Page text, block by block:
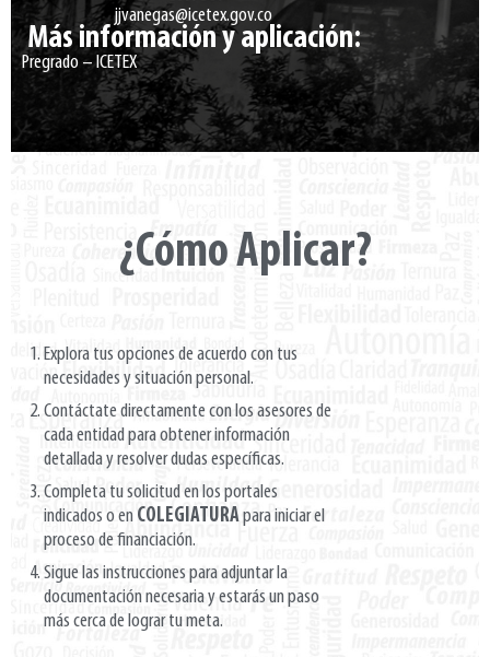
jjvanegas@icetex.gov.co
Más información y aplicación:
Pregrado – ICETEX
¿Cómo Aplicar?
Explora tus opciones de acuerdo con tus
necesidades y situación personal.
Contáctate directamente con los asesores de
cada entidad para obtener información
detallada y resolver dudas específicas.
Completa tu solicitud en los portales
indicados o en COLEGIATURApara iniciar el
proceso de financiación.
Sigue las instrucciones para adjuntar la
documentación necesaria y estarás un paso
más cerca de lograr tu meta.